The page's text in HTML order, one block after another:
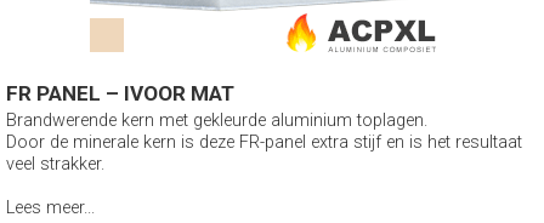
FR PANEL – IVOOR MAT
Brandwerende kern met gekleurde aluminium toplagen.
Door de minerale kern is deze FR-panel extra stijf en is het resultaat
veel strakker.
Lees meer...